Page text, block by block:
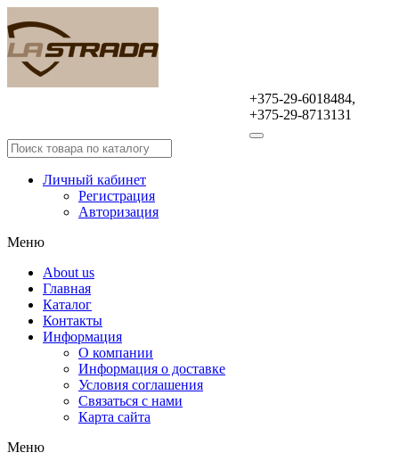
+375-29-6018484,
+375-29-8713131
Личный кабинет
Регистрация
Авторизация
Меню
About us
Главная
Каталог
Контакты
Информация
О компании
Информация о доставке
Условия соглашения
Связаться с нами
Карта сайта
Меню